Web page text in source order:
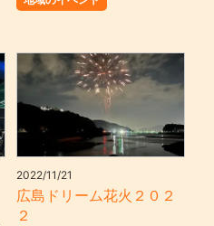
2022/11/21
広島ドリーム花火２０２
２